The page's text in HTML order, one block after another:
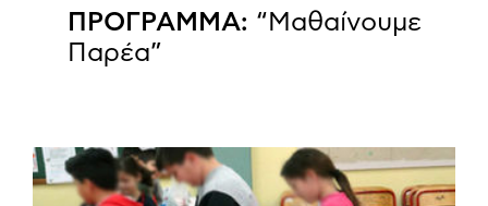
ΠΡΟΓΡΑΜΜΑ: “Μαθαίνουμε
Παρέα”